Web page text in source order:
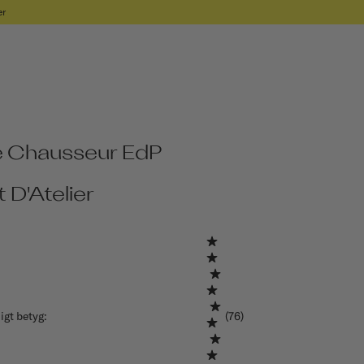
Chausseur EdP
D'Atelier
betyg: (76)